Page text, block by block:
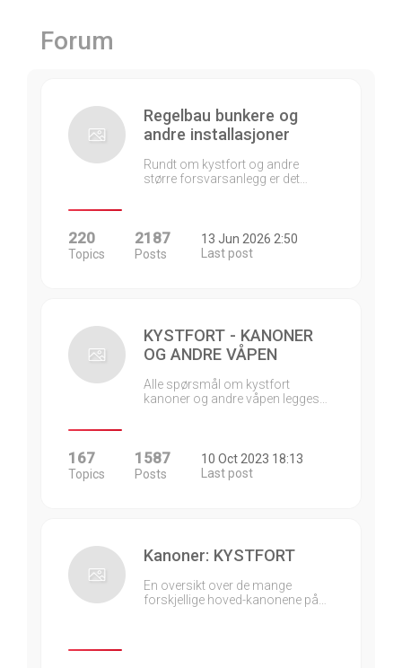
Forum
Regelbau bunkere og
andre installasjoner
Rundt om kystfort og andre
større forsvarsanlegg er det…
220
Topics
2187
Posts
13 Jun 2026 2:50
Last post
KYSTFORT - KANONER
OG ANDRE VÅPEN
Alle spørsmål om kystfort
kanoner og andre våpen legges…
167
Topics
1587
Posts
10 Oct 2023 18:13
Last post
Kanoner: KYSTFORT
En oversikt over de mange
forskjellige hoved-kanonene på…